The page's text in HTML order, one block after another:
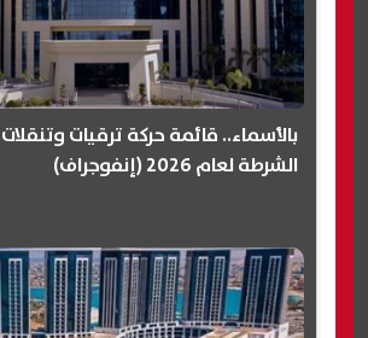
بالأسماء.. قائمة حركة ترقيات
الشرطة لعام 2026 (إنفوجراف)